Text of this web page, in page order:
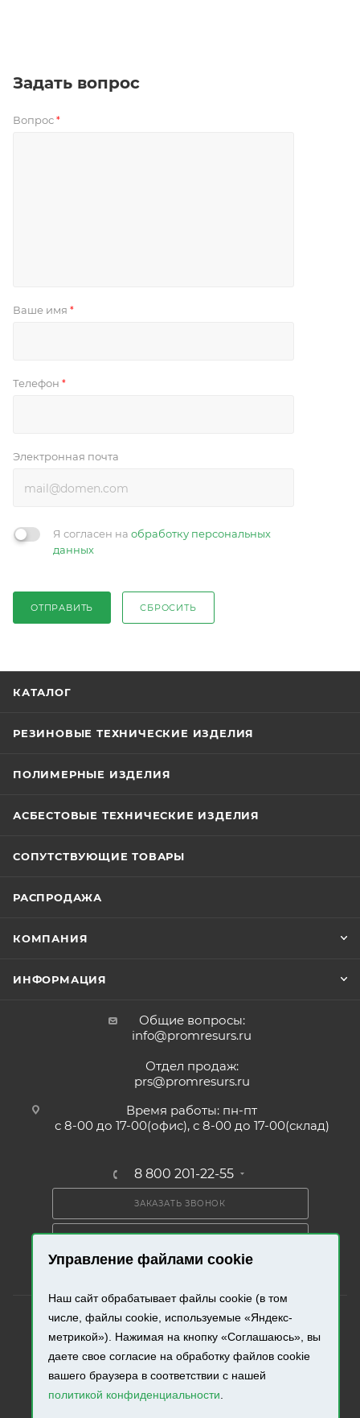
Управление файлами cookie
Наш сайт обрабатывает файлы cookie (в том
числе, файлы cookie, используемые «Яндекс-
метрикой»). Нажимая на кнопку «Соглашаюсь», вы
даете свое согласие на обработку файлов cookie
вашего браузера в соответствии с нашей
политикой конфиденциальности.
Задать вопрос
Вопрос *
Ваше имя *
Телефон *
Электронная почта
Я согласен на обработку персональных
данных
ОТПРАВИТЬ СБРОСИТЬ
КАТАЛОГ
РЕЗИНОВЫЕ ТЕХНИЧЕСКИЕ ИЗДЕЛИЯ
ПОЛИМЕРНЫЕ ИЗДЕЛИЯ
АСБЕСТОВЫЕ ТЕХНИЧЕСКИЕ ИЗДЕЛИЯ
СОПУТСТВУЮЩИЕ ТОВАРЫ
РАСПРОДАЖА
КОМПАНИЯ
ИНФОРМАЦИЯ
Общие вопросы:
info@promresurs.ru
Отдел продаж:
prs@promresurs.ru
Время работы: пн-пт
с 8-00 до 17-00(офис), с 8-00 до 17-00(склад)
8 800 201-22-55
ЗАКАЗАТЬ ЗВОНОК
2026 © «Промресурс». Все права защищены.